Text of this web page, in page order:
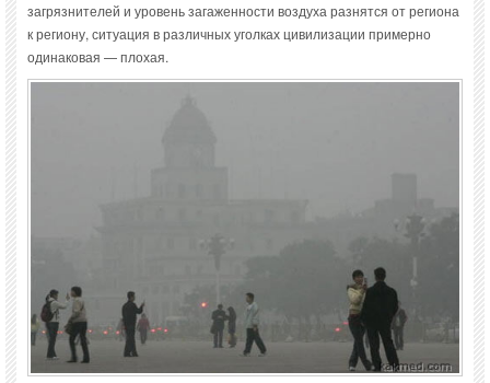
загрязнителей и уровень загаженности воздуха разнятся от региона
к региону, ситуация в различных уголках цивилизации примерно
одинаковая — плохая.